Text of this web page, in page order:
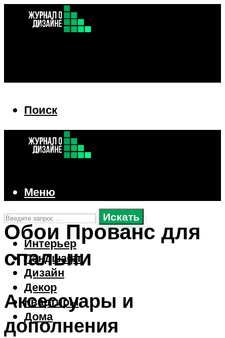
Поиск
Искать
Интерьер
Ландшафт
Дизайн
Декор
Квартиры
Дома
Меню
Обои Прованс для
спальни
Аксессуары и
дополнения